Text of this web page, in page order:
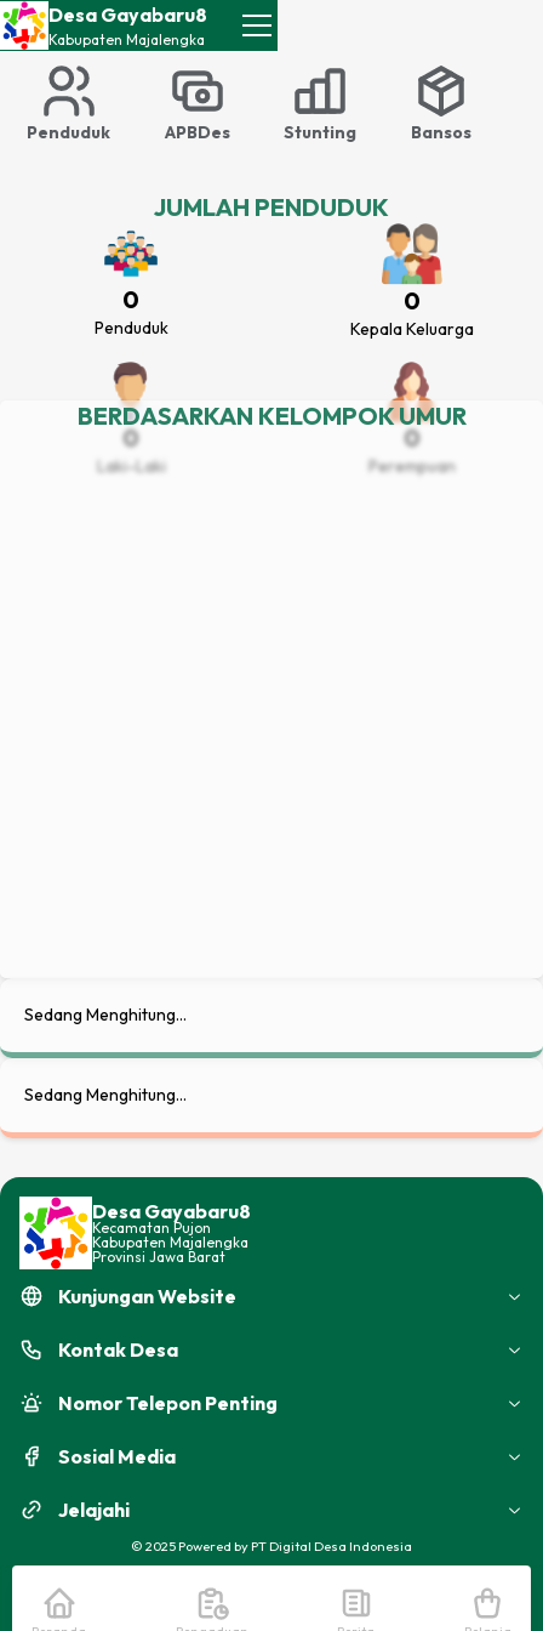
Desa Gayabaru8
Kabupaten Majalengka
Penduduk APBDes Stunting Bansos
JUMLAH PENDUDUK
0
Penduduk
0
Kepala Keluarga
0
Laki-Laki
0
Perempuan
BERDASARKAN KELOMPOK UMUR
Sedang Menghitung...
Sedang Menghitung...
Desa Gayabaru8
Kecamatan Pujon
Kabupaten Majalengka
Provinsi Jawa Barat
Kunjungan Website
Kontak Desa
Nomor Telepon Penting
Sosial Media
Jelajahi
© 2025Powered byPT Digital Desa Indonesia
Kurangi Jarak Teks
Kurangi Tinggi Teks
Balik Warna
Matikan Animasi